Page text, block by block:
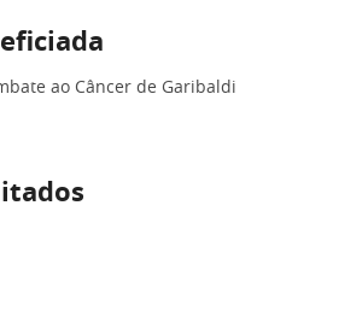
ao Câncer de Garibaldi